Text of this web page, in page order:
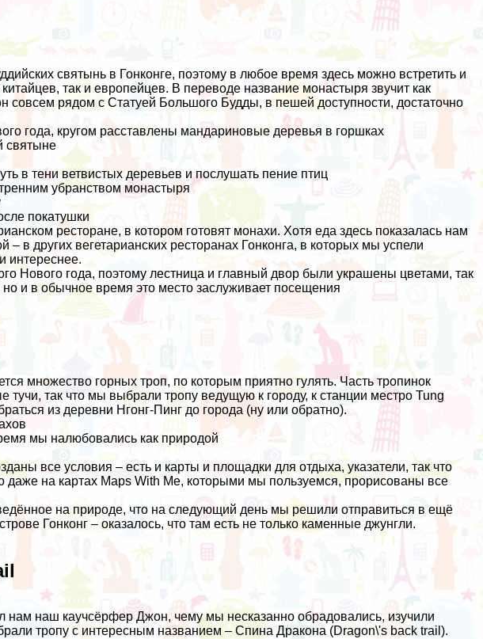
святынь в Гонконге, поэтому в любое время здесь можно встретить и
так и европейцев. В переводе название монастыря звучит как
совсем рядом с Статуей Большого Будды, в пешей доступности, достаточно
года, кругом расставлены мандариновые деревья в горшках
святыне
в тени ветвистых деревьев и послушать пение птиц
убранством монастыря
покатушки
ресторане, в котором готовят монахи. Хотя еда здесь показалась нам
в других вегетарианских ресторанах Гонконга, в которых мы успели
интереснее.
Нового года, поэтому лестница и главный двор были украшены цветами, так
и в обычное время это место заслуживает посещения
множество горных троп, по которым приятно гулять. Часть тропинок
тучи, так что мы выбрали тропу ведущую к городу, к станции местро Tung
из деревни Нгонг-Пинг до города (ну или обратно).
мы налюбовались как природой
все условия – есть и карты и площадки для отдыха, указатели, так что
даже на картах Maps With Me, которыми мы пользуемся, прорисованы все
на природе, что на следующий день мы решили отправиться в ещё
Гонконг – оказалось, что там есть не только каменные джунгли.
нам наш каучсёрферДжон, чему мы несказанно обрадовались, изучили
тропу с интересным названием – Спина Дракона (Dragon\'s back trail).